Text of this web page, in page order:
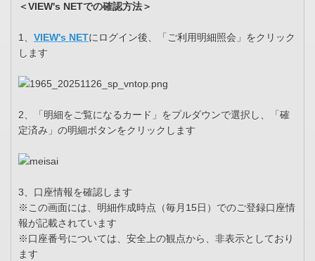
＜VIEW's NETでの確認方法＞
1、 VIEW's NETにログイン後、「ご利用明細照会」をクリック
します
2、「明細をご覧になるカード」をプルダウンで選択し、「確
定済み」の明細ボタンをクリックします
3、口座情報を確認します
※この画面には、明細作成時点（毎月15日）でのご登録口座情
報が記載されています
※口座番号については、安全上の観点から、非表示としており
ます